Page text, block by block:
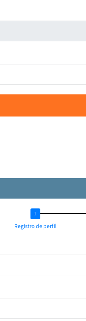
Registro de perfil